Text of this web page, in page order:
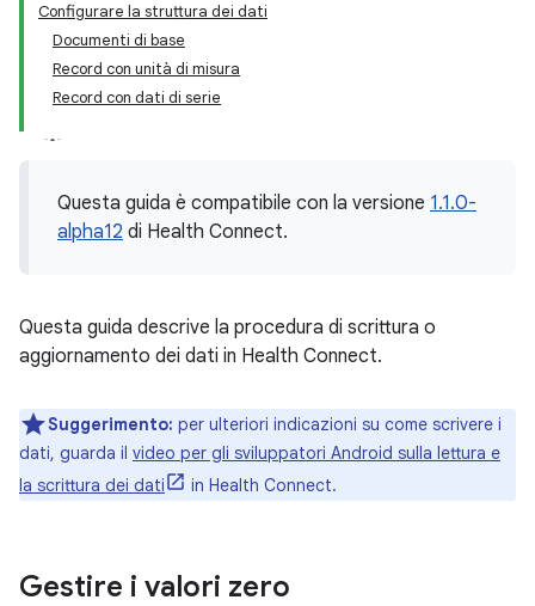
Configurare la struttura dei dati
Documenti di base
Record con unità di misura
Record con dati di serie
Questa guida è compatibile con la versione 1.1.0-
alpha12 di Health Connect.
Questa guida descrive la procedura di scrittura o
aggiornamento dei dati in Health Connect.
Suggerimento: per ulteriori indicazioni su come scrivere i
dati, guarda il video per gli sviluppatori Android sulla lettura e
la scrittura dei dati
in Health Connect.
Gestire i valori zero